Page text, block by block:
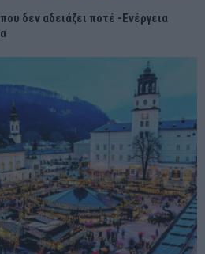
δεν αδειάζει ποτέ -Ενέργεια